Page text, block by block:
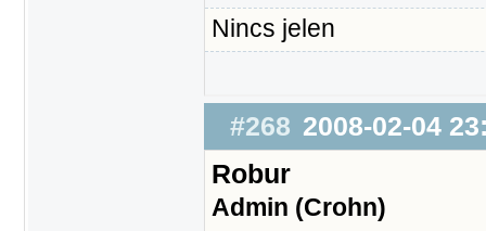
Nincs jelen
#268 2008-02-04
Robur
Admin (Crohn)